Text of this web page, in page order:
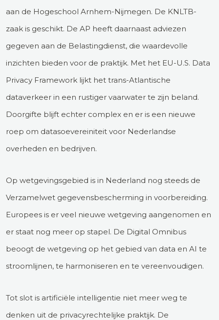
aan de Hogeschool Arnhem-Nijmegen. De KNLTB-
zaak is geschikt. De AP heeft daarnaast adviezen
gegeven aan de Belastingdienst, die waardevolle
inzichten bieden voor de praktijk. Met het EU-U.S. Data
Privacy Framework lijkt het trans-Atlantische
dataverkeer in een rustiger vaarwater te zijn beland.
Doorgifte blijft echter complex en er is een nieuwe
roep om datasoevereiniteit voor Nederlandse
overheden en bedrijven.
Op wetgevingsgebied is in Nederland nog steeds de
Verzamelwet gegevensbescherming in voorbereiding.
Europees is er veel nieuwe wetgeving aangenomen en
er staat nog meer op stapel. De Digital Omnibus
beoogt de wetgeving op het gebied van data en AI te
stroomlijnen, te harmoniseren en te vereenvoudigen.
Tot slot is artificiële intelligentie niet meer weg te
denken uit de privacyrechtelijke praktijk. De